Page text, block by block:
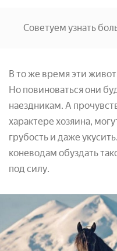
Советуем узнать
В то же время эти
Но повиноваться они
наездникам. А
характере хозяина,
грубость и даже
коневодам обуздать
под силу.